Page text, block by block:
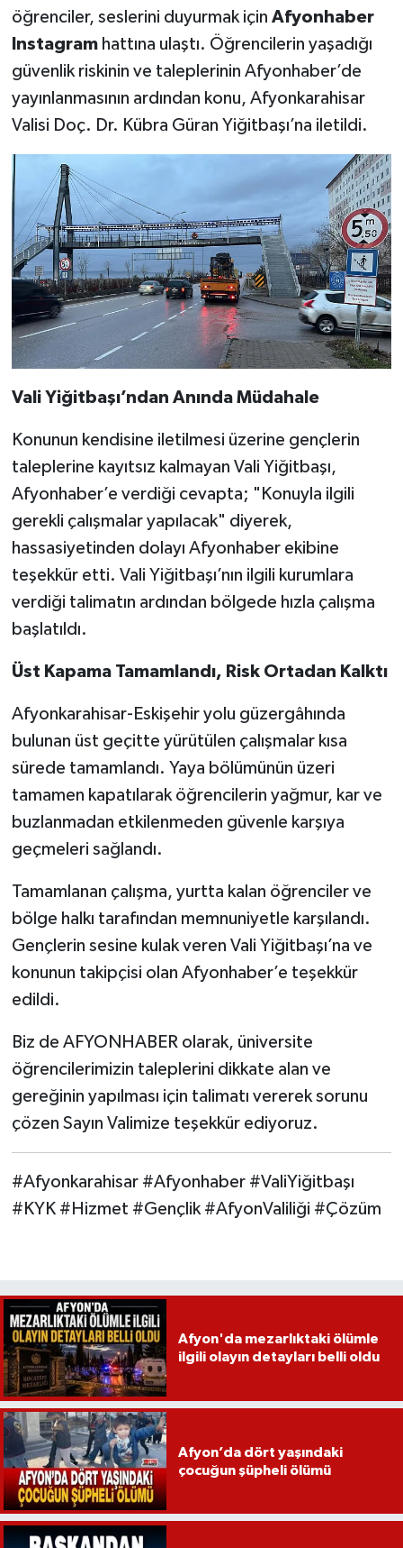
öğrenciler, seslerini duyurmak için Afyonhaber
Instagramhattına ulaştı. Öğrencilerin yaşadığı
güvenlik riskinin ve taleplerinin Afyonhaber’de
yayınlanmasının ardından konu, Afyonkarahisar
Valisi Doç. Dr. Kübra Güran Yiğitbaşı’na iletildi.
Vali Yiğitbaşı’ndan Anında Müdahale
Konunun kendisine iletilmesi üzerine gençlerin
taleplerine kayıtsız kalmayan Vali Yiğitbaşı,
Afyonhaber’e verdiği cevapta; "Konuyla ilgili
gerekli çalışmalar yapılacak" diyerek,
hassasiyetinden dolayı Afyonhaber ekibine
teşekkür etti. Vali Yiğitbaşı’nın ilgili kurumlara
verdiği talimatın ardından bölgede hızla çalışma
başlatıldı.
Üst Kapama Tamamlandı, Risk Ortadan Kalktı
Afyonkarahisar-Eskişehir yolu güzergâhında
bulunan üst geçitte yürütülen çalışmalar kısa
sürede tamamlandı. Yaya bölümünün üzeri
tamamen kapatılarak öğrencilerin yağmur, kar ve
buzlanmadan etkilenmeden güvenle karşıya
geçmeleri sağlandı.
Tamamlanan çalışma, yurtta kalan öğrenciler ve
bölge halkı tarafından memnuniyetle karşılandı.
Gençlerin sesine kulak veren Vali Yiğitbaşı’na ve
konunun takipçisi olan Afyonhaber’e teşekkür
edildi.
Biz de AFYONHABER olarak, üniversite
öğrencilerimizin taleplerini dikkate alan ve
gereğinin yapılması için talimatı vererek sorunu
çözen Sayın Valimize teşekkür ediyoruz.
#Afyonkarahisar #Afyonhaber #ValiYiğitbaşı
#KYK #Hizmet #Gençlik #AfyonValiliği #Çözüm
Afyon'da mezarlıktaki ölümle
ilgili olayın detayları belli oldu
Afyon’da dört yaşındaki
çocuğun şüpheli ölümü